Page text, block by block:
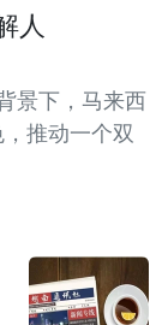
人
景下，马来西
推动一个双